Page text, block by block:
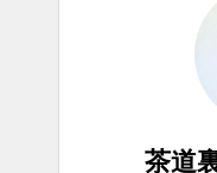
茶道